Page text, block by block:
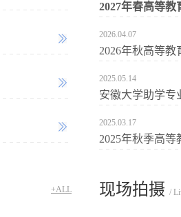
2027年春高等
2026.04.07
2026年秋高等
2025.05.14
安徽大学助学专
2025.03.17
2025年秋季高等
+ALL 现场拍摄 /